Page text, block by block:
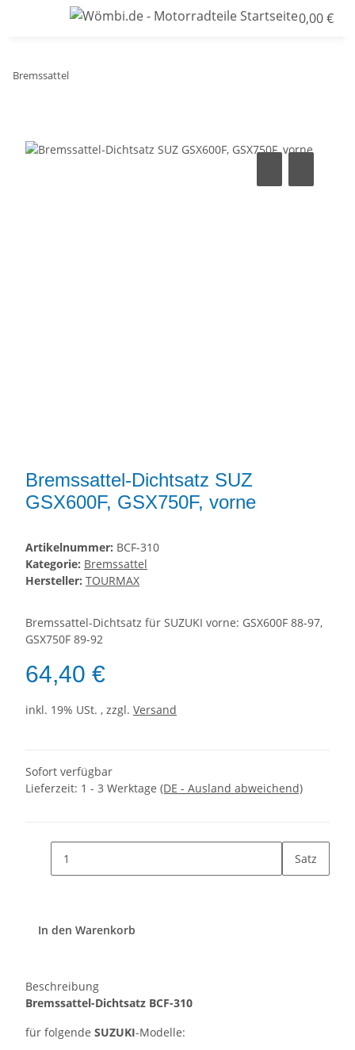
0,00 €
Bremssattel
Bremssattel-Dichtsatz SUZ
GSX600F, GSX750F, vorne
Artikelnummer: BCF-310
Kategorie: Bremssattel
Hersteller: TOURMAX
Bremssattel-Dichtsatz für SUZUKI vorne: GSX600F 88-97,
GSX750F 89-92
64,40 €
inkl. 19% USt. , zzgl. Versand
Sofort verfügbar
Lieferzeit: 1 - 3 Werktage (DE - Ausland abweichend)
Satz
In den Warenkorb
Beschreibung
Bremssattel-Dichtsatz BCF-310
für folgende SUZUKI-Modelle: